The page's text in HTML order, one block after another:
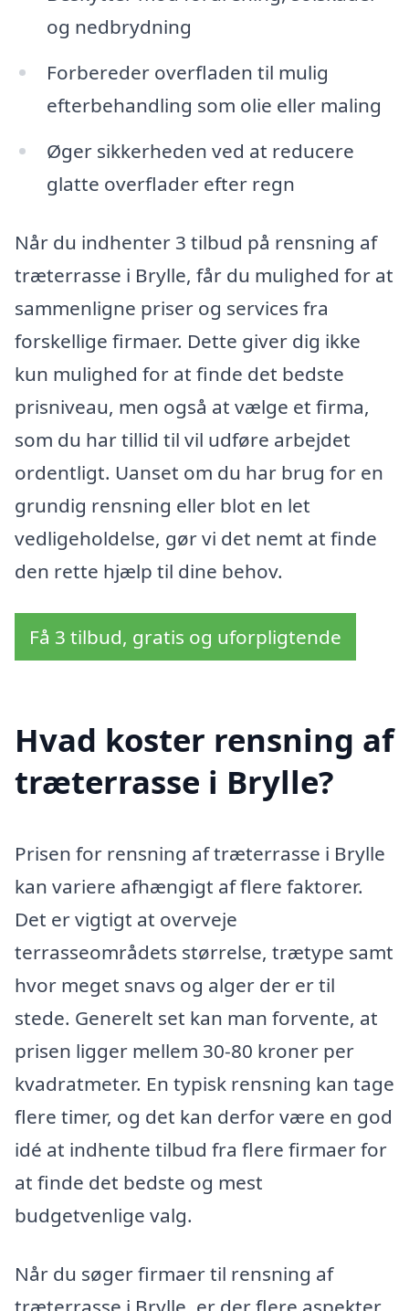
og nedbrydning
Forbereder overfladen til mulig
efterbehandling som olie eller maling
Øger sikkerheden ved at reducere
glatte overflader efter regn
Når du indhenter 3 tilbud på rensning af
træterrasse i Brylle, får du mulighed for at
sammenligne priser og services fra
forskellige firmaer. Dette giver dig ikke
kun mulighed for at finde det bedste
prisniveau, men også at vælge et firma,
som du har tillid til vil udføre arbejdet
ordentligt. Uanset om du har brug for en
grundig rensning eller blot en let
vedligeholdelse, gør vi det nemt at finde
den rette hjælp til dine behov.
Få 3 tilbud, gratis og uforpligtende
Hvad koster rensning af
træterrasse i Brylle?
Prisen for rensning af træterrasse i Brylle
kan variere afhængigt af flere faktorer.
Det er vigtigt at overveje
terrasseområdets størrelse, trætype samt
hvor meget snavs og alger der er til
stede. Generelt set kan man forvente, at
prisen ligger mellem 30-80 kroner per
kvadratmeter. En typisk rensning kan tage
flere timer, og det kan derfor være en god
idé at indhente tilbud fra flere firmaer for
at finde det bedste og mest
budgetvenlige valg.
Når du søger firmaer til rensning af